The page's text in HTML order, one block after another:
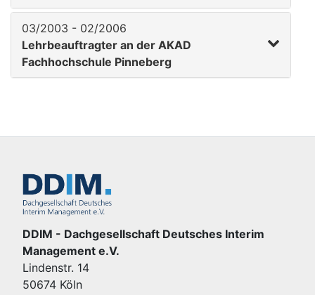
03/2003 - 02/2006
Lehrbeauftragter an der AKAD
Fachhochschule Pinneberg
DDIM - Dachgesellschaft Deutsches Interim
Management e.V.
Lindenstr. 14
50674 Köln